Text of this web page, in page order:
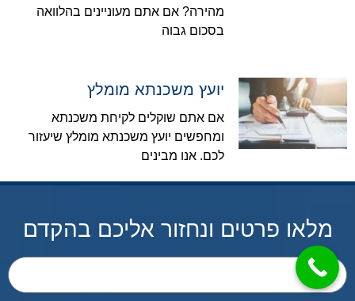
מהירה? אם אתם מעוניינים בהלוואה
בסכום גבוה
יועץ משכנתא מומלץ
אם אתם שוקלים לקיחת משכנתא
ומחפשים יועץ משכנתא מומלץ שיעזור
לכם. אנו מבינים
מלאו פרטים ונחזור אליכם בהקדם